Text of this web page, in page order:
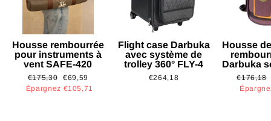
Housse rembourrée
pour instruments à
vent SAFE-420
Prix
régulier
€175,30
Prix
réduit
€69,59
Épargnez €105,71
Flight case Darbuka
avec système de
trolley 360° FLY-4
€264,18
Housse
Darbuka
Prix
régulier
€176,18